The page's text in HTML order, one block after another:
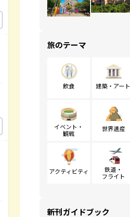
旅のテーマ
飲食 建築・アート
イベント・
観戦
世界遺産
アクティビティ
鉄道・
フライト
新刊ガイドブック